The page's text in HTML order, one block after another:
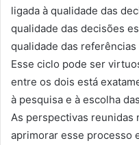
ligada à qualidade das
qualidade das decisões
qualidade das
Esse ciclo pode ser
entre os dois está
à pesquisa e à escolha
As perspectivas reunidas
aprimorar esse processo